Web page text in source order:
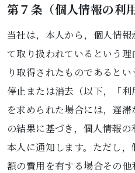
第７条（個人情報の利
当社は，本人から，個人情
て取り扱われているという
り取得されたものであると
停止または消去（以下，「利
を求められた場合には，遅
の結果に基づき，個人情報
本人に通知します。ただし
額の費用を有する場合その